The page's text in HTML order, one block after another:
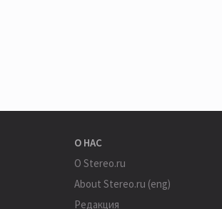
О НАС
О Stereo.ru
About Stereo.ru (eng)
Редакция